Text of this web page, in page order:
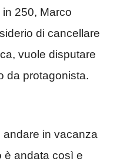
250, Marco
di cancellare
vuole disputare
da protagonista.
andare in vacanza
è andata così e